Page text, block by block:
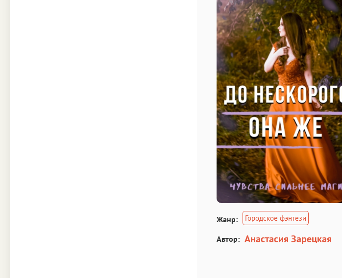
Домоводство
Старинное
Прочее
Жанр: Городское фэнтези
Автор: Анастасия Зарецкая